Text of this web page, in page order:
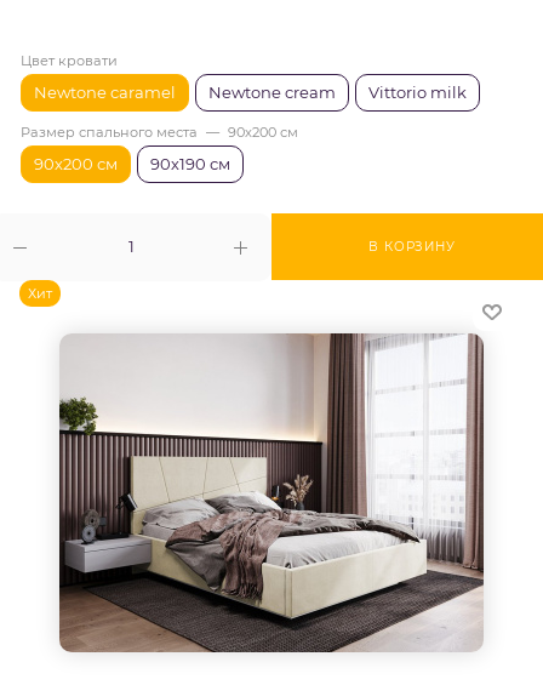
В КОРЗИНУ
Цвет кровати
Newtone caramel Newtone cream Vittorio milk
Размер спального места — 90х200 см
90х200 см 90х190 см
Хит